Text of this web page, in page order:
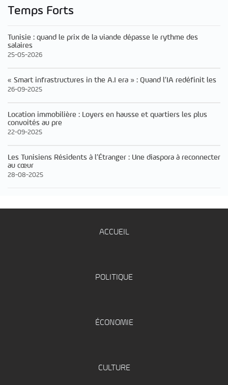
Temps Forts
Tunisie : quand le prix de la viande dépasse le rythme des
salaires
25-05-2026
« Smart infrastructures in the A.I era » : Quand l’IA redéfinit les
26-09-2025
Location immobilière : Loyers en hausse et quartiers les plus
convoités au pre
22-09-2025
Les Tunisiens Résidents à l’Étranger : Une diaspora à reconnecter
au cœur
28-08-2025
ACCUEIL
POLITIQUE
ÉCONOMIE
CULTURE